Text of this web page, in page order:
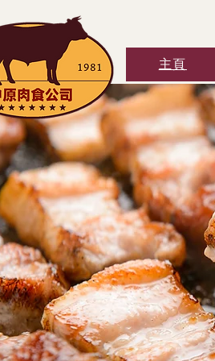
主頁